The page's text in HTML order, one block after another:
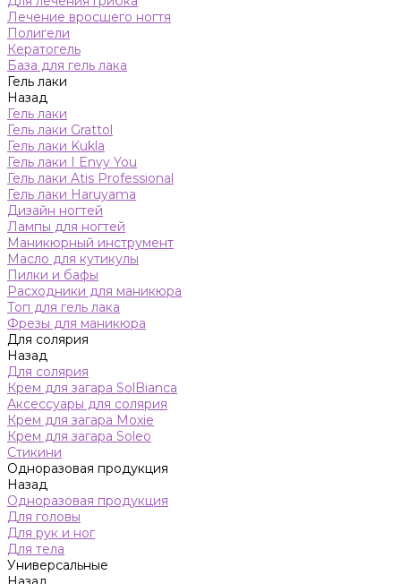
Лечение вросшего ногтя
Полигели
Кератогель
База для гель лака
Гель лаки
Назад
Гель лаки
Гель лаки Grattol
Гель лаки Kukla
Гель лаки I Envy You
Гель лаки Atis Professional
Гель лаки Haruyama
Дизайн ногтей
Лампы для ногтей
Маникюрный инструмент
Масло для кутикулы
Пилки и бафы
Расходники для маникюра
Топ для гель лака
Фрезы для маникюра
Для солярия
Назад
Для солярия
Крем для загара SolBianca
Аксессуары для солярия
Крем для загара Moxie
Крем для загара Soleo
Стикини
Одноразовая продукция
Назад
Одноразовая продукция
Для головы
Для рук и ног
Для тела
Универсальные